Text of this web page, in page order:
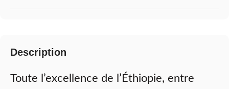
Description
Toute l’excellence de l’Éthiopie, entre